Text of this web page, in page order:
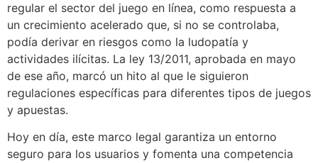
regular el sector del juego en línea, como respuesta a
un crecimiento acelerado que, si no se controlaba,
podía derivar en riesgos como la ludopatía y
actividades ilícitas. La ley 13/2011, aprobada en mayo
de ese año, marcó un hito al que le siguieron
regulaciones específicas para diferentes tipos de juegos
y apuestas.
Hoy en día, este marco legal garantiza un entorno
seguro para los usuarios y fomenta una competencia